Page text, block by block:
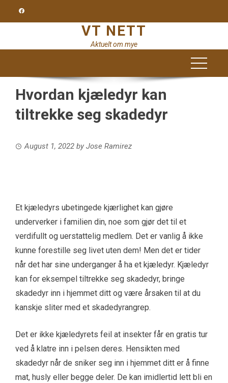
VT NETT
Aktuelt om mye
Hvordan kjæledyr kan
tiltrekke seg skadedyr
August 1, 2022 by Jose Ramirez
Et kjæledyrs ubetingede kjærlighet kan gjøre
underverker i familien din, noe som gjør det til et
verdifullt og uerstattelig medlem. Det er vanlig å ikke
kunne forestille seg livet uten dem! Men det er tider
når det har sine underganger å ha et kjæledyr. Kjæledyr
kan for eksempel tiltrekke seg skadedyr, bringe
skadedyr inn i hjemmet ditt og være årsaken til at du
kanskje sliter med et skadedyrangrep.
Det er ikke kjæledyrets feil at insekter får en gratis tur
ved å klatre inn i pelsen deres. Hensikten med
skadedyr når de sniker seg inn i hjemmet ditt er å finne
mat, husly eller begge deler. De kan imidlertid lett bli en